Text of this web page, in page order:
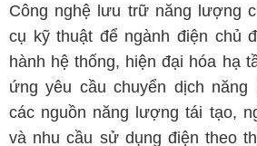
Công nghệ lưu trữ năng lượng
cụ kỹ thuật để ngành điện chủ
hành hệ thống, hiện đại hóa hạ
ứng yêu cầu chuyển dịch
các nguồn năng lượng tái tạo,
và nhu cầu sử dụng điện theo